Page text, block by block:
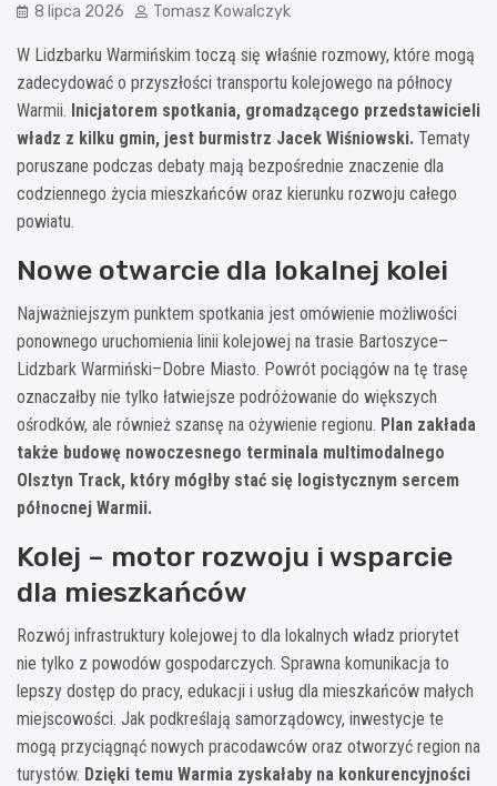
8 lipca 2026 Tomasz Kowalczyk
W Lidzbarku Warmińskim toczą się właśnie rozmowy, które mogą
zadecydować o przyszłości transportu kolejowego na północy
Warmii. Inicjatorem spotkania, gromadzącego przedstawicieli
władz z kilku gmin, jest burmistrz Jacek Wiśniowski. Tematy
poruszane podczas debaty mają bezpośrednie znaczenie dla
codziennego życia mieszkańców oraz kierunku rozwoju całego
powiatu.
Nowe otwarcie dla lokalnej kolei
Najważniejszym punktem spotkania jest omówienie możliwości
ponownego uruchomienia linii kolejowej na trasie Bartoszyce–
Lidzbark Warmiński–Dobre Miasto. Powrót pociągów na tę trasę
oznaczałby nie tylko łatwiejsze podróżowanie do większych
ośrodków, ale również szansę na ożywienie regionu. Plan zakłada
także budowę nowoczesnego terminala multimodalnego
Olsztyn Track, który mógłby stać się logistycznym sercem
północnej Warmii.
Kolej – motor rozwoju i wsparcie
dla mieszkańców
Rozwój infrastruktury kolejowej to dla lokalnych władz priorytet
nie tylko z powodów gospodarczych. Sprawna komunikacja to
lepszy dostęp do pracy, edukacji i usług dla mieszkańców małych
miejscowości. Jak podkreślają samorządowcy, inwestycje te
mogą przyciągnąć nowych pracodawców oraz otworzyć region na
turystów. Dzięki temu Warmia zyskałaby na konkurencyjności